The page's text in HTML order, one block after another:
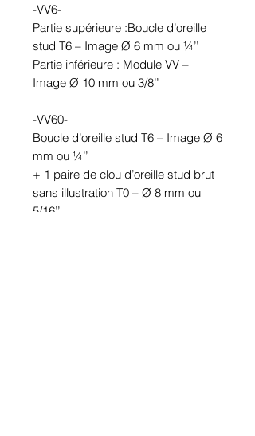
-VV6-
Partie supérieure :Boucle d’oreille
stud T6 – Image Ø 6 mm ou ¼’’
Partie inférieure : Module VV –
Image Ø 10 mm ou 3/8’’
-VV60-
Boucle d’oreille stud T6 – Image Ø 6
mm ou ¼’’
+ 1 paire de clou d’oreille stud brut
sans illustration T0 – Ø 8 mm ou
5/16’’